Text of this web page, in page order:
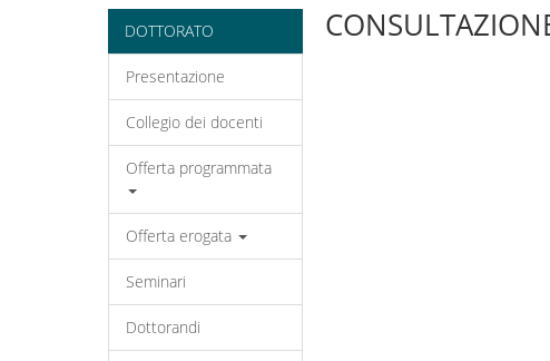
DOTTORATO
Presentazione
Collegio dei docenti
Offerta programmata
Offerta erogata
Seminari
Dottorandi